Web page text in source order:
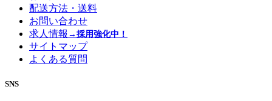
配送方法・送料
お問い合わせ
求人情報 →採用強化中！
サイトマップ
よくある質問
SNS